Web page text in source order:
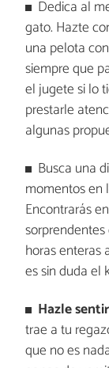
Dedica al
gato. Hazte
una pelota
siempre que
el jugete si lo
prestarle
algunas
Busca una
momentos en
Encontrarás
horas enteras
es sin duda el
Hazle
trae a tu
que no es